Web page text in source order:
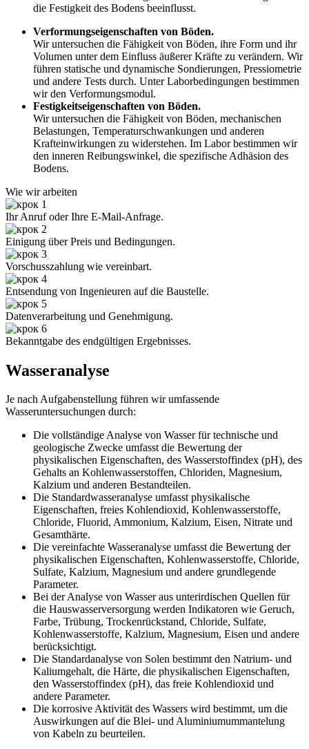
die Festigkeit des Bodens beeinflusst.
Verformungseigenschaften von Böden.
Wir untersuchen die Fähigkeit von Böden, ihre Form und ihr
Volumen unter dem Einfluss äußerer Kräfte zu verändern. Wir
führen statische und dynamische Sondierungen, Pressiometrie
und andere Tests durch. Unter Laborbedingungen bestimmen
wir den Verformungsmodul.
Festigkeitseigenschaften von Böden.
Wir untersuchen die Fähigkeit von Böden, mechanischen
Belastungen, Temperaturschwankungen und anderen
Krafteinwirkungen zu widerstehen. Im Labor bestimmen wir
den inneren Reibungswinkel, die spezifische Adhäsion des
Bodens.
Wie wir arbeiten
Ihr Anruf oder Ihre E-Mail-Anfrage.
Einigung über Preis und Bedingungen.
Vorschusszahlung wie vereinbart.
Entsendung von Ingenieuren auf die Baustelle.
Datenverarbeitung und Genehmigung.
Bekanntgabe des endgültigen Ergebnisses.
Wasseranalyse
Je nach Aufgabenstellung führen wir umfassende
Wasseruntersuchungen durch:
Die vollständige Analyse von Wasser für technische und
geologische Zwecke umfasst die Bewertung der
physikalischen Eigenschaften, des Wasserstoffindex (pH), des
Gehalts an Kohlenwasserstoffen, Chloriden, Magnesium,
Kalzium und anderen Bestandteilen.
Die Standardwasseranalyse umfasst physikalische
Eigenschaften, freies Kohlendioxid, Kohlenwasserstoffe,
Chloride, Fluorid, Ammonium, Kalzium, Eisen, Nitrate und
Gesamthärte.
Die vereinfachte Wasseranalyse umfasst die Bewertung der
physikalischen Eigenschaften, Kohlenwasserstoffe, Chloride,
Sulfate, Kalzium, Magnesium und andere grundlegende
Parameter.
Bei der Analyse von Wasser aus unterirdischen Quellen für
die Hauswasserversorgung werden Indikatoren wie Geruch,
Farbe, Trübung, Trockenrückstand, Chloride, Sulfate,
Kohlenwasserstoffe, Kalzium, Magnesium, Eisen und andere
berücksichtigt.
Die Standardanalyse von Solen bestimmt den Natrium- und
Kaliumgehalt, die Härte, die physikalischen Eigenschaften,
den Wasserstoffindex (pH), das freie Kohlendioxid und
andere Parameter.
Die korrosive Aktivität des Wassers wird bestimmt, um die
Auswirkungen auf die Blei- und Aluminiumummantelung
von Kabeln zu beurteilen.